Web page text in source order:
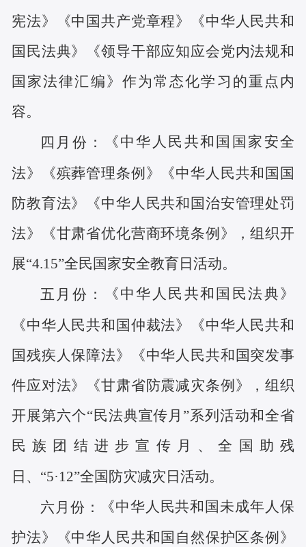
宪法》《中国共产党章程》《中华人民共和
国民法典》
《领导干部应知应会党内法规和
国家法律汇编》 作为常态化学习的重点内
容。
四 月份：
《中华人民共和国国家安全
法》
《殡葬管理条例》 《中华人民共和国国
防教育法》
《中华人民共和国治安管理处罚
法》
《甘肃省优化营商环境条例》 ，组织开
展“4.15”全民国家安全教育日活动。
五 月份： 《 中华人民共和国民法典》
《中华人民共和国仲裁法》 《中华人民共和
国残疾人保障法》 《中华人民共和国突发事
件应对法》 《甘肃省防震减灾条例》 ，组织
开展第六个“民法典宣传月”系列活动和全省
民族团结进步宣传月、全国助残
日、“5·12”全国防灾减灾日活动。
六月份： 《中华人民共和国未成年人保
护法》
《中华人民共和国自然保护区条例》